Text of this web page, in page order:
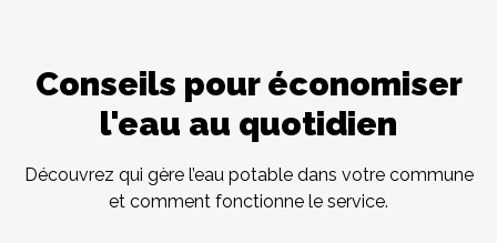
Conseils pour économiser
l'eau au quotidien
Découvrez qui gère l’eau potable dans votre commune
et comment fonctionne le service.